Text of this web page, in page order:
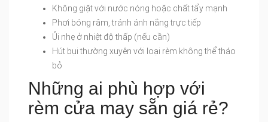
Không giặt với nước nóng hoặc chất tẩy mạnh
Phơi bóng râm, tránh ánh nắng trực tiếp
Ủi nhẹ ở nhiệt độ thấp (nếu cần)
Hút bụi thường xuyên với loại rèm không thể tháo
bỏ
Những ai phù hợp với
rèm cửa may sẵn giá rẻ?